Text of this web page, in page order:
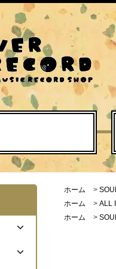
ホーム >
ホーム
> ALL
ホーム
>